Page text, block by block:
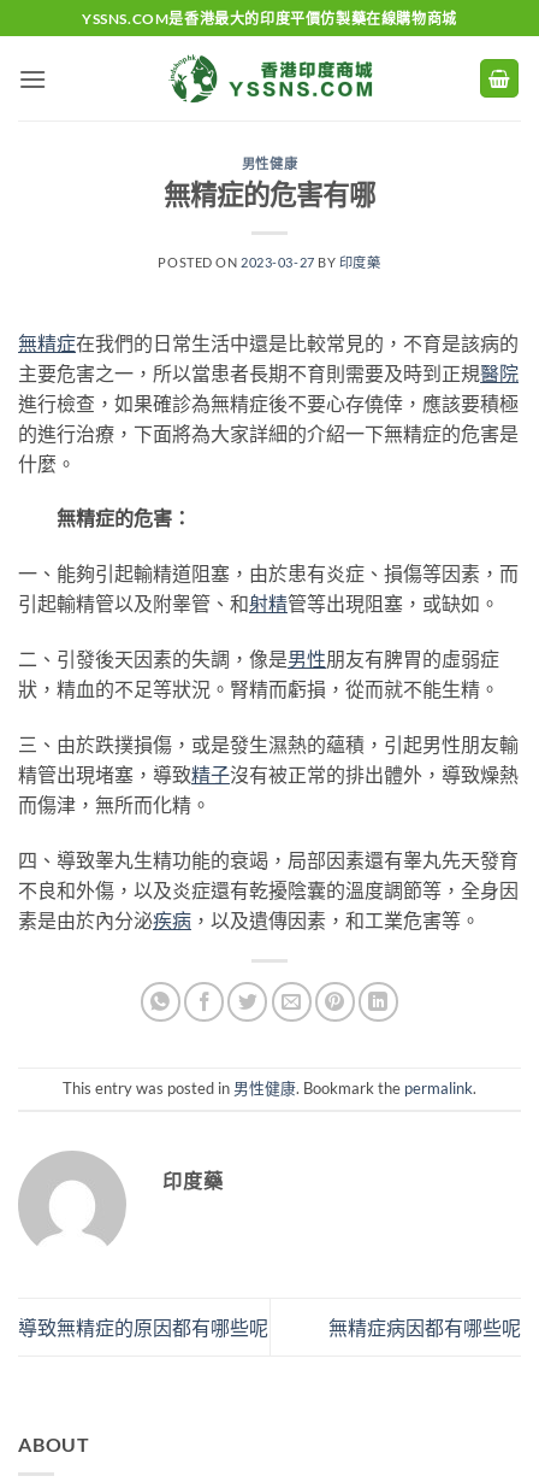
to
content
YSSNS.COM是香港最大的印度平價仿製藥在線購物商城
男性健康
無精症的危害有哪
POSTED ON 2023-03-27 BY 印度藥
無精症在我們的日常生活中還是比較常見的，不育是該病的
主要危害之一，所以當患者長期不育則需要及時到正規醫院
進行檢查，如果確診為無精症後不要心存僥倖，應該要積極
的進行治療，下面將為大家詳細的介紹一下無精症的危害是
什麼。
無精症的危害：
一、能夠引起輸精道阻塞，由於患有炎症、損傷等因素，而
引起輸精管以及附睾管、和射精管等出現阻塞，或缺如。
二、引發後天因素的失調，像是男性朋友有脾胃的虛弱症
狀，精血的不足等狀況。腎精而虧損，從而就不能生精。
三、由於跌撲損傷，或是發生濕熱的蘊積，引起男性朋友輸
精管出現堵塞，導致精子沒有被正常的排出體外，導致燥熱
而傷津，無所而化精。
四、導致睾丸生精功能的衰竭，局部因素還有睾丸先天發育
不良和外傷，以及炎症還有乾擾陰囊的溫度調節等，全身因
素是由於內分泌疾病 ，以及遺傳因素，和工業危害等。
This entry was posted in 男性健康. Bookmark the permalink.
印度藥
導致無精症的原因都有哪些呢 無精症病因都有哪些呢
ABOUT